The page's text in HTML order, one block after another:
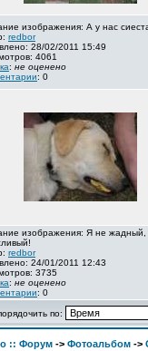
изображения: А у нас
redbor
28/02/2011 15:49
4061
: не оценено
: 0
изображения: Я не жадный,
redbor
24/01/2011 12:43
3735
: не оценено
: 0
по:
:: Форум -> Фотоальбом ->